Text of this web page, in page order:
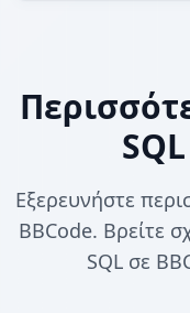
Εξερευνήστε
BBCode. Βρείτε
SQL σε